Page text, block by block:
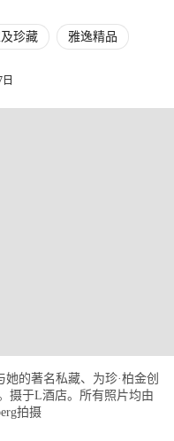
珍藏 雅逸精品
她的著名私藏、为珍·柏金创
摄于L酒店。所有照片均由
拍摄